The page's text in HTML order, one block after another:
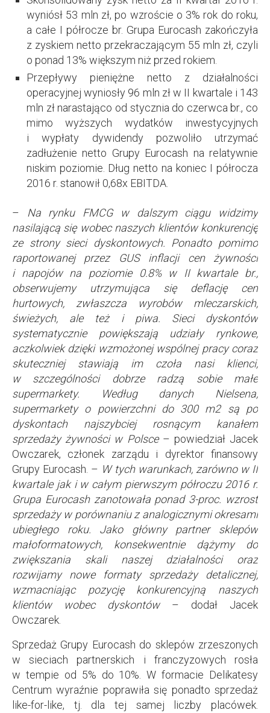
wyniósł 53 mln zł, po wzroście o 3% rok do roku,
a całe I półrocze br. Grupa Eurocash zakończyła
z zyskiem netto przekraczającym 55 mln zł, czyli
o ponad 13% większym niż przed rokiem.
Przepływy pieniężne netto z działalności
operacyjnej wyniosły 96 mln zł w II kwartale i 143
mln zł narastająco od stycznia do czerwca br., co
mimo wyższych wydatków inwestycyjnych
i wypłaty dywidendy pozwoliło utrzymać
zadłużenie netto Grupy Eurocash na relatywnie
niskim poziomie. Dług netto na koniec I półrocza
2016 r. stanowił 0,68x EBITDA.
–
Na rynku FMCG w dalszym ciągu widzimy
nasilającą się wobec naszych klientów konkurencję
ze strony sieci dyskontowych. Ponadto pomimo
raportowanej przez GUS inflacji cen żywności
i napojów na poziomie 0.8% w II kwartale br.,
obserwujemy utrzymująca się deflację cen
hurtowych, zwłaszcza wyrobów mleczarskich,
świeżych, ale też i piwa. Sieci dyskontów
systematycznie powiększają udziały rynkowe,
aczkolwiek dzięki wzmożonej wspólnej pracy coraz
skuteczniej stawiają im czoła nasi klienci,
w szczególności dobrze radzą sobie małe
supermarkety. Według danych Nielsena,
supermarkety o powierzchni do 300 m2 są po
dyskontach najszybciej rosnącym kanałem
sprzedaży żywności w Polsce– powiedział Jacek
Owczarek, członek zarządu i dyrektor finansowy
Grupy Eurocash. – W tych warunkach, zarówno w II
kwartale jak i w całym pierwszym półroczu 2016 r.
Grupa Eurocash zanotowała ponad 3-proc. wzrost
sprzedaży w porównaniu z analogicznymi okresami
ubiegłego roku. Jako główny partner sklepów
małoformatowych, konsekwentnie dążymy do
zwiększania skali naszej działalności oraz
rozwijamy nowe formaty sprzedaży detalicznej,
wzmacniając pozycję konkurencyjną naszych
klientów wobec dyskontów– dodał Jacek
Owczarek.
Sprzedaż Grupy Eurocash do sklepów zrzeszonych
w sieciach partnerskich i franczyzowych rosła
w tempie od 5% do 10%. W formacie Delikatesy
Centrum wyraźnie poprawiła się ponadto sprzedaż
like-for-like, tj. dla tej samej liczby placówek.